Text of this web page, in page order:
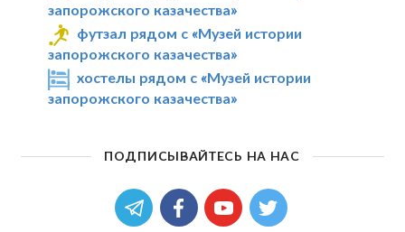
запорожского казачества»
футзал рядом с «Музей истории
запорожского казачества»
хостелы рядом с «Музей истории
запорожского казачества»
ПОДПИСЫВАЙТЕСЬ НА НАС